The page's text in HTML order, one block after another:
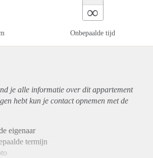
∞
Onbepaalde tijd
je alle informatie over ditappartement
hebt kun je contact opnemen met de
eigenaar
termijn